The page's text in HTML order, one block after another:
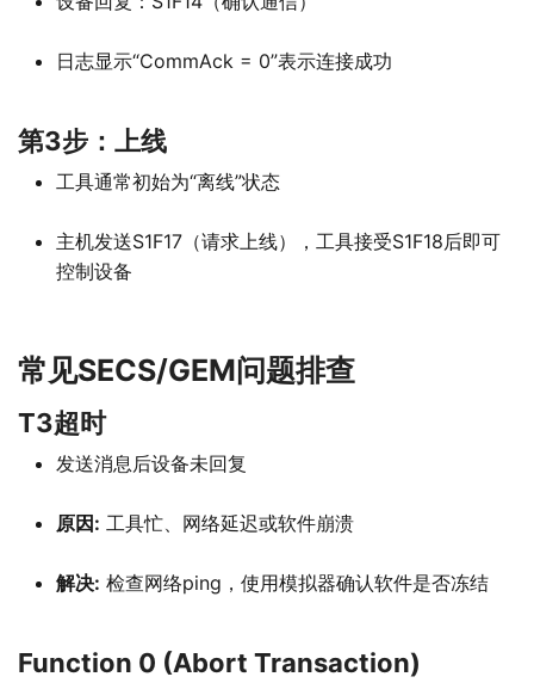
日志显示“CommAck = 0”表示连接成功
第3步：上线
工具通常初始为“离线”状态
主机发送S1F17（请求上线），工具接受S1F18后即可
控制设备
常见SECS/GEM问题排查
T3超时
发送消息后设备未回复
原因: 工具忙、网络延迟或软件崩溃
解决: 检查网络ping，使用模拟器确认软件是否冻结
Function 0 (Abort Transaction)